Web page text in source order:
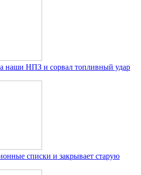
наши НПЗ и сорвал топливный удар
списки и закрывает старую